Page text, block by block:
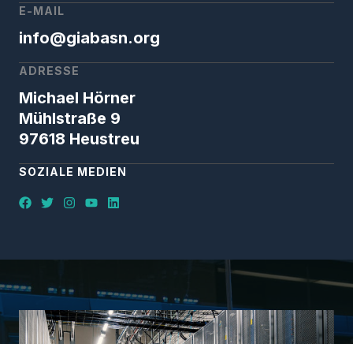
E-MAIL
info@giabasn.org
ADRESSE
Michael Hörner
Mühlstraße 9
97618 Heustreu
SOZIALE MEDIEN